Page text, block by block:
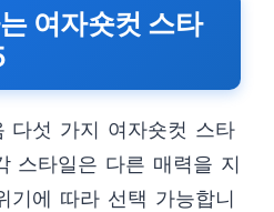
여자숏컷 스타
다섯 가지 여자숏컷 스타
스타일은 다른 매력을 지
기에 따라 선택 가능합니